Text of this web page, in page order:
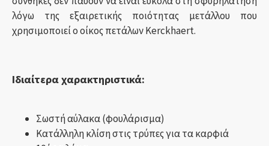
λόγω της εξαιρετικής ποιότητας μετάλλου που
χρησιμοποιεί ο οίκος πετάλων Kerckhaert.
Ιδιαίτερα χαρακτηριστικά:
Σωστή αύλακα (φουλάρισμα)
Κατάλληλη κλίση στις τρύπες για τα καρφιά